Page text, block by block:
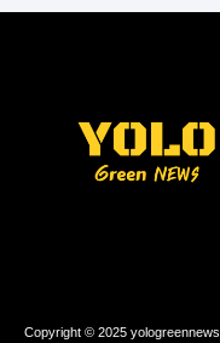
Copyright © 2025 yologreennews